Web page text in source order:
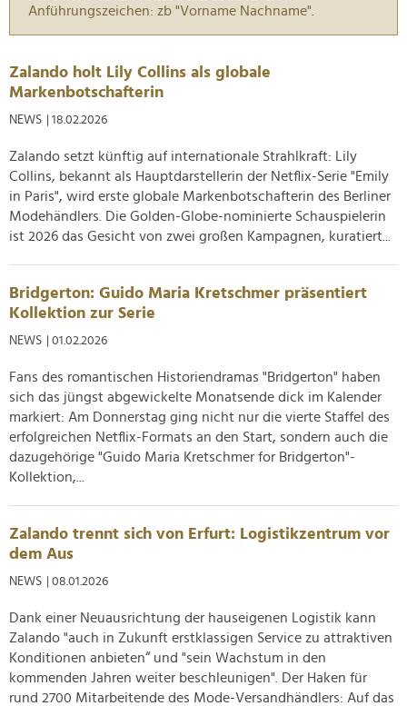
Anführungszeichen: zb "Vorname Nachname".
Zalando holt Lily Collins als globale
Markenbotschafterin
NEWS | 18.02.2026
Zalando setzt künftig auf internationale Strahlkraft: Lily
Collins, bekannt als Hauptdarstellerin der Netflix-Serie "Emily
in Paris", wird erste globale Markenbotschafterin des Berliner
Modehändlers. Die Golden-Globe-nominierte Schauspielerin
ist 2026 das Gesicht von zwei großen Kampagnen, kuratiert...
Bridgerton: Guido Maria Kretschmer präsentiert
Kollektion zur Serie
NEWS | 01.02.2026
Fans des romantischen Historiendramas "Bridgerton" haben
sich das jüngst abgewickelte Monatsende dick im Kalender
markiert: Am Donnerstag ging nicht nur die vierte Staffel des
erfolgreichen Netflix-Formats an den Start, sondern auch die
dazugehörige "Guido Maria Kretschmer for Bridgerton"-
Kollektion,...
Zalando trennt sich von Erfurt: Logistikzentrum vor
dem Aus
NEWS | 08.01.2026
Dank einer Neuausrichtung der hauseigenen Logistik kann
Zalando "auch in Zukunft erstklassigen Service zu attraktiven
Konditionen anbieten“ und "sein Wachstum in den
kommenden Jahren weiter beschleunigen". Der Haken für
rund 2700 Mitarbeitende des Mode-Versandhändlers: Auf das